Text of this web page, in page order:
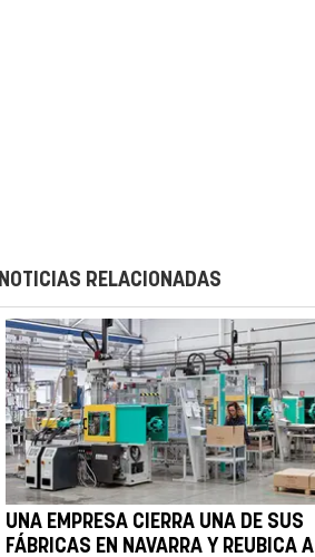
NOTICIAS RELACIONADAS
UNA EMPRESA CIERRA UNA DE SUS
FÁBRICAS EN NAVARRA Y REUBICA A